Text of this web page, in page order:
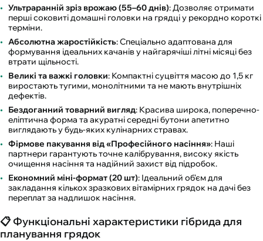
Ультраранній зріз врожаю (55–60 днів): Дозволяє отримати
перші соковиті домашні головки на грядці у рекордно короткі
терміни.
Абсолютна жаростійкість: Спеціально адаптована для
формування ідеальних качанів у найгарячіші літні місяці без
втрати щільності.
Великі та важкі головки: Компактні суцвіття масою до 1,5 кг
виростають тугими, монолітними та не мають внутрішніх
дефектів.
Бездоганний товарний вигляд: Красива широка, поперечно-
еліптична форма та акуратні середні бутони апетитно
виглядають у будь-яких кулінарних стравах.
Фірмове пакування від «Професійного насіння»: Наші
партнери гарантують точне калібрування, високу якість
очищення насіння та надійний захист від підробок.
Економний міні-формат (20 шт): Ідеальний об'єм для
закладання кількох зразкових вітамірних грядок на дачі без
переплат за надлишок насіння.
📋 Функціональні характеристики гібрида для
планування грядок